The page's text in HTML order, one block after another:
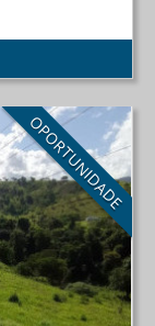
OPORTUNIDADE